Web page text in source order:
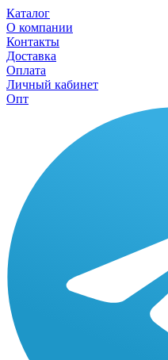
Каталог
О компании
Контакты
Доставка
Оплата
Личный кабинет
Опт